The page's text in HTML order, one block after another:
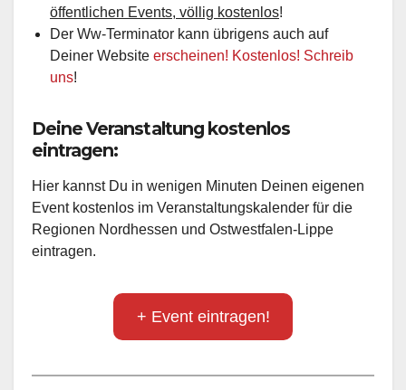
öffentlichen Events, völlig kostenlos!
Der Ww-Terminator kann übrigens auch auf
Deiner Website erscheinen! Kostenlos! Schreib
uns!
Deine Veranstaltung kostenlos
eintragen:
Hier kannst Du in wenigen Minuten Deinen eigenen
Event kostenlos im Veranstaltungskalender für die
Regionen Nordhessen und Ostwestfalen-Lippe
eintragen.
+ Event eintragen!